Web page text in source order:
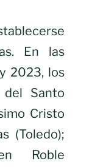
En las
2023, los
del Santo
Cristo
(Toledo);
Roble